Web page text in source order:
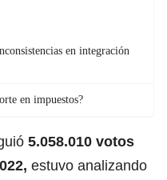
en integración
en impuestos?
5.058.010 votos
estuvo analizando